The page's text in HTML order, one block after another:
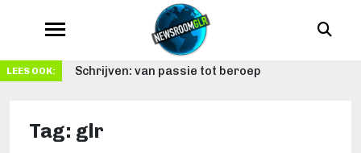
LEES OOK: Schrijven: van passie tot beroep
Tag: glr